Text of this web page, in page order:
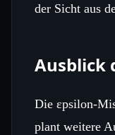
der Sicht aus
Ausblick
Die
plant weitere